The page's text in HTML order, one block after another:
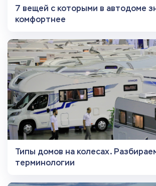
7 вещей с которыми в автодоме
комфортнее
Типы домов на колесах.
терминологии